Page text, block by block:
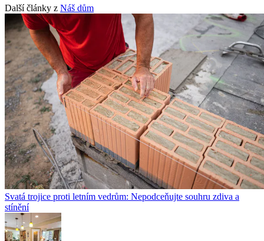
Další články z Náš dům
Svatá trojice proti letním vedrům: Nepodceňujte souhru zdiva a
stínění